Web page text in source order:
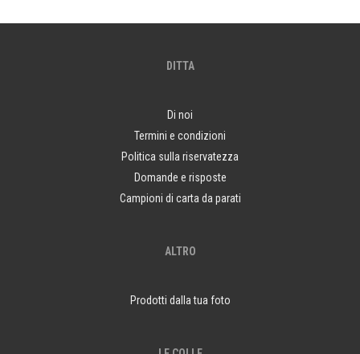
DITTA
Di noi
Termini e condizioni
Politica sulla riservatezza
Domande e risposte
Campioni di carta da parati
ALTRO
Prodotti dalla tua foto